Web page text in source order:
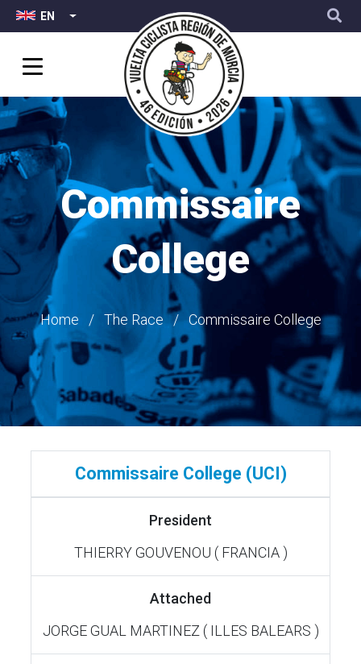
Skip
to
content
Top
Menu
EN LIST ADDITIONAL ACTIONS
account
Commissaire
College
Breadcrumb
Home The Race Commissaire College
Commissaire College (UCI)
President
THIERRY GOUVENOU ( FRANCIA )
Attached
JORGE GUAL MARTINEZ ( ILLES BALEARS )